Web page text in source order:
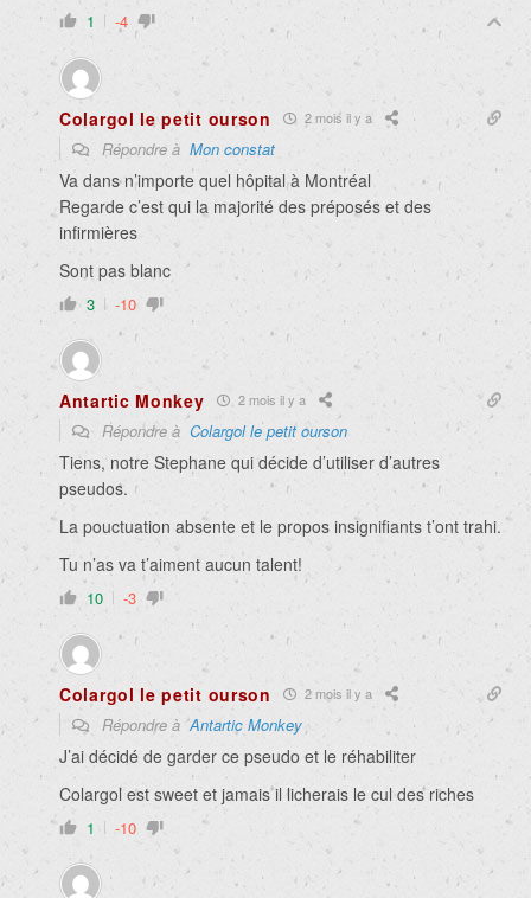
1 -4
Colargol le petit ourson 2 mois il y a
Répondre à Mon constat
Va dans n’importe quel hôpital à Montréal
Regarde c’est qui la majorité des préposés et des
infirmières
Sont pas blanc
3 -10
Antartic Monkey 2 mois il y a
Répondre à Colargol le petit ourson
Tiens, notre Stephane qui décide d’utiliser d’autres
pseudos.
La pouctuation absente et le propos insignifiants t’ont trahi.
Tu n’as va t’aiment aucun talent!
10 -3
Colargol le petit ourson 2 mois il y a
Répondre àAntartic Monkey
J’ai décidé de garder ce pseudo et le réhabiliter
Colargol est sweet et jamais il licherais le cul des riches
1 -10